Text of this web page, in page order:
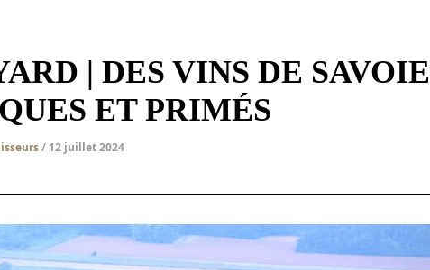
| DES VINS DE SAVOIE
ET PRIMÉS
/ 12 juillet 2024